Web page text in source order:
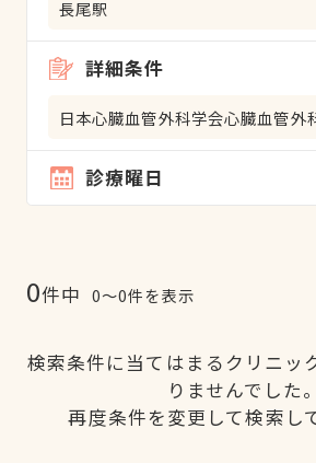
長尾駅
詳細条件
日本心臓血管外科学会心臓血管外
診療曜日
0件中 0〜0件を表示
検索条件に当てはまるクリニッ
りませんでした。
再度条件を変更して検索し